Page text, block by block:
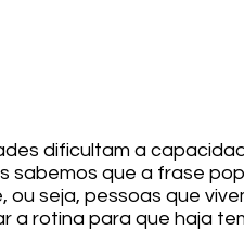
dificultam a
sabemos que a frase
seja, pessoas que
a rotina para que haja